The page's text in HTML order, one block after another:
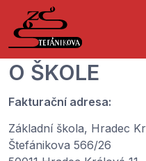
O ŠKOLE
Fakturační adresa:
Základní škola, Hradec
Štefánikova 566/26